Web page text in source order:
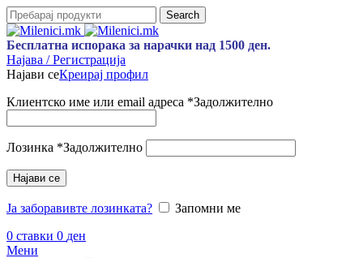
Search
Бесплатна испорака за нарачки над 1500 ден.
Најава / Регистрација
Најави сеКреирај профил
Клиентско име или email адреса *Задолжително
Лозинка *Задолжително
Најави се
Ја заборавивте лозинката?
Запомни ме
0 ставки 0 ден
Мени